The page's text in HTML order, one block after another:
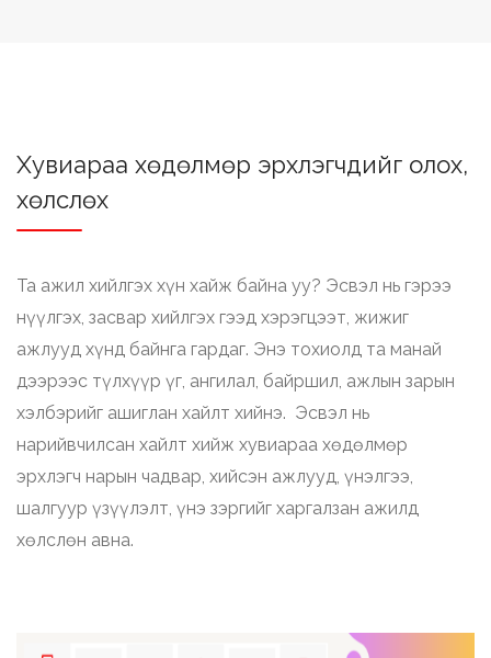
Хувиараа хөдөлмөр эрхлэгчдийг олох,
хөлслөх
Та ажил хийлгэх хүн хайж байна уу? Эсвэл нь гэрээ
нүүлгэх, засвар хийлгэх гээд хэрэгцээт, жижиг
ажлууд хүнд байнга гардаг. Энэ тохиолд та манай
дээрээс түлхүүр үг, ангилал, байршил, ажлын зарын
хэлбэрийг ашиглан хайлт хийнэ. Эсвэл нь
нарийвчилсан хайлт хийж хувиараа хөдөлмөр
эрхлэгч нарын чадвар, хийсэн ажлууд, үнэлгээ,
шалгуур үзүүлэлт, үнэ зэргийг харгалзан ажилд
хөлслөн авна.